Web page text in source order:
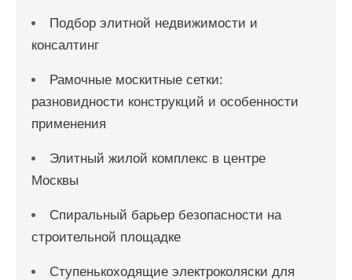
Подбор элитной недвижимости и
консалтинг
Рамочные москитные сетки:
разновидности конструкций и особенности
применения
Элитный жилой комплекс в центре
Москвы
Спиральный барьер безопасности на
строительной площадке
Ступенькоходящие электроколяски для